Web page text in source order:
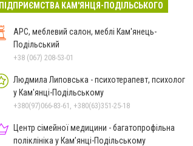
ПІДПРИЄМСТВА КАМ'ЯНЦЯ-ПОДІЛЬСЬКОГО
АРС, меблевий салон, меблі Кам'янець-
Подільський
+38 (067) 208-53-01
Людмила Липовська - психотерапевт, психолог
у Кам'янці-Подільському
+380(97)066-83-61, +380(63)351-25-18
Центр сімейної медицини - багатопрофільна
поліклініка у Кам’янці-Подільському